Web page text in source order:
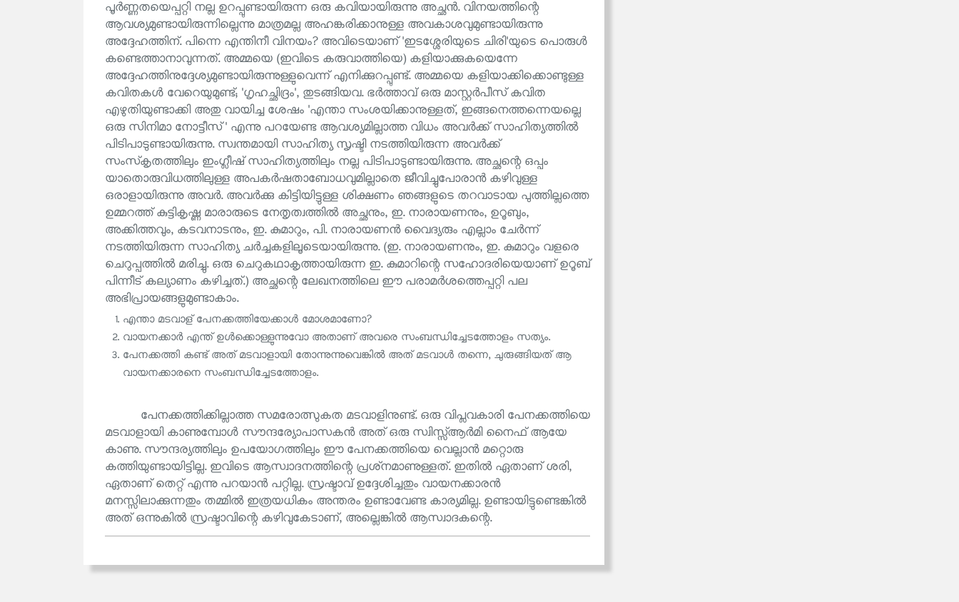
പൂർണ്ണതയെപ്പറ്റി നല്ല ഉറപ്പുണ്ടായിരുന്ന ഒരു കവിയായിരുന്നു അച്ഛൻ. വിനയത്തിന്റെ
ആവശ്യമുണ്ടായിരുന്നില്ലെന്നു മാത്രമല്ല അഹങ്കരിക്കാനുള്ള അവകാശവുമുണ്ടായിരുന്നു
അദ്ദേഹത്തിന്. പിന്നെ എന്തിനീ വിനയം? അവിടെയാണ് 'ഇടശ്ശേരിയുടെ ചിരി'യുടെ പൊരുൾ
കണ്ടെത്താനാവുന്നത്. അമ്മയെ (ഇവിടെ കരുവാത്തിയെ) കളിയാക്കുകയെന്നേ
അദ്ദേഹത്തിനുദ്ദേശ്യമുണ്ടായിരുന്നുള്ളുവെന്ന് എനിക്കുറപ്പുണ്ട്. അമ്മയെ കളിയാക്കിക്കൊണ്ടുള്ള
കവിതകൾ വേറെയുമുണ്ട്; 'ഗൃഹച്ഛിദ്രം', തുടങ്ങിയവ. ഭർത്താവ് ഒരു മാസ്റ്റർപീസ് കവിത
എഴുതിയുണ്ടാക്കി അതു വായിച്ച ശേഷം 'എന്താ സംശയിക്കാനുള്ളത്, ഇങ്ങനെത്തന്നെയല്ലെ
ഒരു സിനിമാ നോട്ടീസ്' എന്നു പറയേണ്ട ആവശ്യമില്ലാത്ത വിധം അവർക്ക് സാഹിത്യത്തിൽ
പിടിപാടുണ്ടായിരുന്നു. സ്വന്തമായി സാഹിത്യ സൃഷ്ടി നടത്തിയിരുന്ന അവർക്ക്
സംസ്‌കൃതത്തിലും ഇംഗ്ലീഷ് സാഹിത്യത്തിലും നല്ല പിടിപാടുണ്ടായിരുന്നു. അച്ഛന്റെ ഒപ്പം
യാതൊരുവിധത്തിലുള്ള അപകർഷതാബോധവുമില്ലാതെ ജീവിച്ചുപോരാൻ കഴിവുള്ള
ഒരാളായിരുന്നു അവർ. അവർക്കു കിട്ടിയിട്ടുള്ള ശിക്ഷണം ഞങ്ങളുടെ തറവാടായ പുത്തില്ലത്തെ
ഉമ്മറത്ത് കുട്ടികൃഷ്ണ മാരാരുടെ നേതൃത്വത്തിൽ അച്ഛനും, ഇ. നാരായണനും, ഉറൂബും,
അക്കിത്തവും, കടവനാടനും, ഇ. കുമാറും, പി. നാരായണൻ വൈദ്യരും എല്ലാം ചേർന്ന്
നടത്തിയിരുന്ന സാഹിത്യ ചർച്ചകളിലൂടെയായിരുന്നു. (ഇ. നാരായണനും, ഇ. കുമാറും വളരെ
ചെറുപ്പത്തിൽ മരിച്ചു. ഒരു ചെറുകഥാകൃത്തായിരുന്ന ഇ. കുമാറിന്റെ സഹോദരിയെയാണ് ഉറൂബ്
പിന്നീട് കല്യാണം കഴിച്ചത്.) അച്ഛന്റെ ലേഖനത്തിലെ ഈ പരാമർശത്തെപ്പറ്റി പല
അഭിപ്രായങ്ങളുമുണ്ടാകാം.
എന്താ മടവാള് പേനക്കത്തിയേക്കാൾ മോശമാണോ?
വായനക്കാർ എന്ത് ഉൾക്കൊള്ളുന്നുവോ അതാണ് അവരെ സംബന്ധിച്ചേടത്തോളം സത്യം.
പേനക്കത്തി കണ്ട് അത് മടവാളായി തോന്നുന്നുവെങ്കിൽ അത് മടവാൾ തന്നെ, ചുരുങ്ങിയത് ആ
വായനക്കാരനെ സംബന്ധിച്ചേടത്തോളം.
പേനക്കത്തിക്കില്ലാത്ത സമരോത്സുകത മടവാളിനുണ്ട്. ഒരു വിപ്ലവകാരി പേനക്കത്തിയെ
മടവാളായി കാണുമ്പോൾ സൗന്ദര്യോപാസകൻ അത് ഒരു സ്വിസ്സ്ആർമി നൈഫ് ആയേ
കാണു. സൗന്ദര്യത്തിലും ഉപയോഗത്തിലും ഈ പേനക്കത്തിയെ വെല്ലാൻ മറ്റൊരു
കത്തിയുണ്ടായിട്ടില്ല. ഇവിടെ ആസ്വാദനത്തിന്റെ പ്രശ്‌നമാണുള്ളത്. ഇതിൽ ഏതാണ് ശരി,
ഏതാണ് തെറ്റ് എന്നു പറയാൻ പറ്റില്ല. സ്രഷ്ടാവ് ഉദ്ദേശിച്ചതും വായനക്കാരൻ
മനസ്സിലാക്കുന്നതും തമ്മിൽ ഇത്രയധികം അന്തരം ഉണ്ടാവേണ്ട കാര്യമില്ല. ഉണ്ടായിട്ടുണ്ടെങ്കിൽ
അത് ഒന്നുകിൽ സ്രഷ്ടാവിന്റെ കഴിവുകേടാണ്, അല്ലെങ്കിൽ ആസ്വാദകന്റെ.